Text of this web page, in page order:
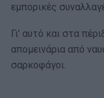
εμπορικές
Γι’ αυτό και στα
απομεινάρια από
σαρκοφάγοι.